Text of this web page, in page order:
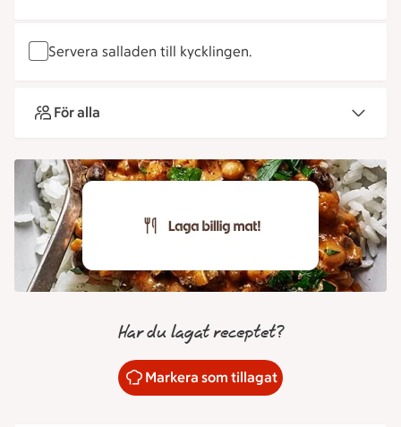
Servera salladen till kycklingen.
För alla
Har du lagat receptet?
Markera som tillagat